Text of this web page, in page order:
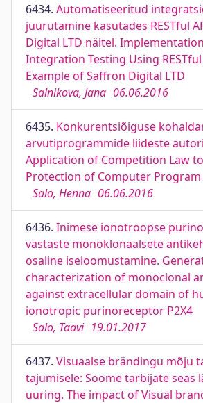
6434. Automatiseeritud
juurutamine kasutades RESTful
Digital LTD näitel.
Integration Testing Using
Example of Saffron Digital LTD
Salnikova, Jana 06.06.2016
6435. Konkurentsiõiguse
arvutiprogrammide liideste
Application of Competition Law
Protection of Computer
Salo, Henna 06.06.2016
6436. Inimese ionotroopse
vastaste monoklonaalsete
osaline iseloomustamine.
characterization of monoclonal
against extracellular domain of
ionotropic purinoreceptor P2X4
Salo, Taavi 19.01.2017
6437. Visuaalse brändingu mõju
tajumisele: Soome tarbijate seas
uuring. The impact of Visual